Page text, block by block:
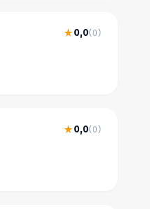
★0,0(0)
★0,0(0)